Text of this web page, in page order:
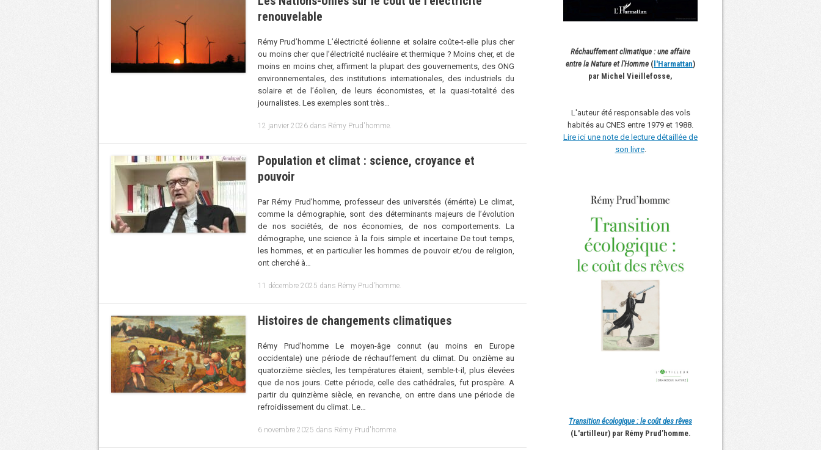
renouvelable
Rémy Prud’homme L’électricité éolienne et solaire coûte-t-elle plus cher
ou moins cher que l’électricité nucléaire et thermique ? Moins cher, et de
moins en moins cher, affirment la plupart des gouvernements, des ONG
environnementales, des institutions internationales, des industriels du
solaire et de l’éolien, de leurs économistes, et la quasi-totalité des
journalistes. Les exemples sont très…
12 janvier 2026 dans Rémy Prud'homme
Population et climat : science, croyance et
pouvoir
Par Rémy Prud’homme, professeur des universités (émérite) Le climat,
comme la démographie, sont des déterminants majeurs de l’évolution
de nos sociétés, de nos économies, de nos comportements. La
démographe, une science à la fois simple et incertaine De tout temps,
les hommes, et en particulier les hommes de pouvoir et/ou de religion,
ont cherché à…
11 décembre 2025 dans Rémy Prud'homme
Histoires de changements climatiques
Rémy Prud’homme Le moyen-âge connut (au moins en Europe
occidentale) une période de réchauffement du climat. Du onzième au
quatorzième siècles, les températures étaient, semble-t-il, plus élevées
que de nos jours. Cette période, celle des cathédrales, fut prospère. A
partir du quinzième siècle, en revanche, on entre dans une période de
refroidissement du climat. Le…
6 novembre 2025 dans Rémy Prud'homme
Réchauffement climatique : une affaire
entre la Nature et l'Homme (l'Harmattan)
par Michel Vieillefosse,
L'auteur été responsable des vols
habités au CNES entre 1979 et 1988.
Lire ici une note de lecture détaillée de
son livre.
Transition écologique : le coût des rêves
(L'artilleur) par Rémy Prud’homme.